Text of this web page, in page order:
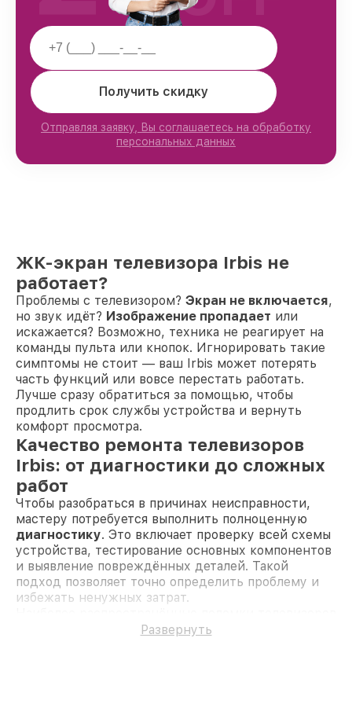
Получить скидку
Отправляя заявку, Вы соглашаетесь на обработку
персональных данных
ЖК-экран телевизора Irbis не
работает?
Проблемы с телевизором? Экран не включается,
но звук идёт? Изображение пропадает или
искажается? Возможно, техника не реагирует на
команды пульта или кнопок. Игнорировать такие
симптомы не стоит — ваш Irbis может потерять
часть функций или вовсе перестать работать.
Лучше сразу обратиться за помощью, чтобы
продлить срок службы устройства и вернуть
комфорт просмотра.
Качество ремонта телевизоров
Irbis: от диагностики до сложных
работ
Чтобы разобраться в причинах неисправности,
мастеру потребуется выполнить полноценную
диагностику. Это включает проверку всей схемы
устройства, тестирование основных компонентов
и выявление повреждённых деталей. Такой
подход позволяет точно определить проблему и
избежать ненужных затрат.
Развернуть